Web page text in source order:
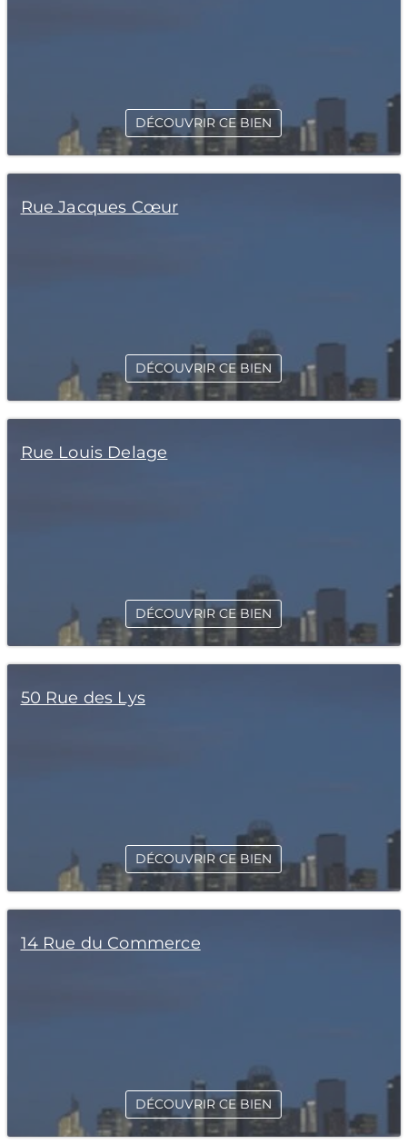
DÉCOUVRIR CE BIEN
Rue Jacques Cœur
DÉCOUVRIR CE BIEN
Rue Louis Delage
DÉCOUVRIR CE BIEN
50 Rue des Lys
DÉCOUVRIR CE BIEN
14 Rue du Commerce
DÉCOUVRIR CE BIEN